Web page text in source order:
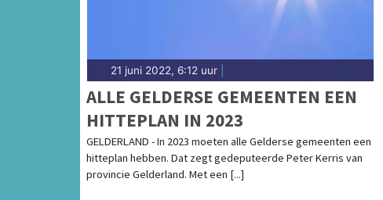
21 juni 2022, 6:12 uur
ALLE GELDERSE GEMEENTEN EEN
HITTEPLAN IN 2023
GELDERLAND - In 2023 moeten alle Gelderse gemeenten een
hitteplan hebben. Dat zegt gedeputeerde Peter Kerris van
provincie Gelderland. Met een [...]